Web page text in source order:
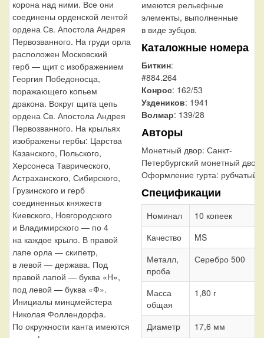
корона над ними. Все они
соединены орденской лентой
ордена Св. Апостола Андрея
Первозванного. На груди орла
расположен Московский
герб — щит с изображением
Георгия Победоносца,
поражающего копьем
дракона. Вокруг щита цепь
ордена Св. Апостола Андрея
Первозванного. На крыльях
изображены гербы: Царства
Казанского, Польского,
Херсонеса Таврического,
Астраханского, Сибирского,
Грузинского и герб
соединенных княжеств
Киевского, Новгородского
и Владимирского — по 4
на каждое крыло. В правой
лапе орла — скипетр,
в левой — держава. Под
правой лапой — буква «Н»,
под левой — буква «Ф».
Инициалы минцмейстера
Николая Фоллендорфа.
По окружности канта имеются
имеются рельефные
элементы, выполненные
в виде зубцов.
Каталожные номера
Биткин:
#884.264
Конрос: 162/53
Уздеников: 1941
Волмар: 139/28
Авторы
Монетный двор: Санкт-
Петербургский монетный двор
Оформление гурта: рубчатый
Спецификации
Номинал
10 копеек
Качество
MS
Металл,
проба
Серебро 500
Масса
общая
1,80 г
Диаметр
17,6 мм